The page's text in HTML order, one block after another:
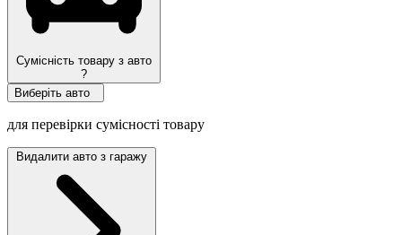
Сумісність товару з авто
?
Виберіть авто
для перевірки сумісності товару
Видалити авто з гаражу